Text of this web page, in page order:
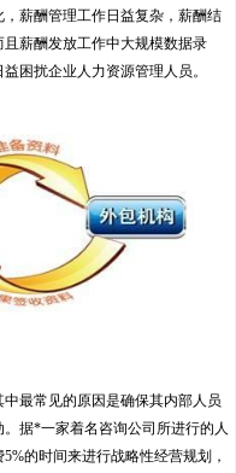
薪酬管理工作日益复杂，薪酬结
薪酬发放工作中大规模数据录
困扰企业人力资源管理人员。
最常见的原因是确保其内部人员
据*一家着名咨询公司所进行的人
的时间来进行战略性经营规划，